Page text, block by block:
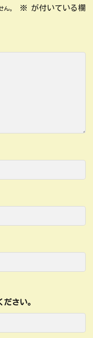
ん。 ※ が付いている欄
さい。